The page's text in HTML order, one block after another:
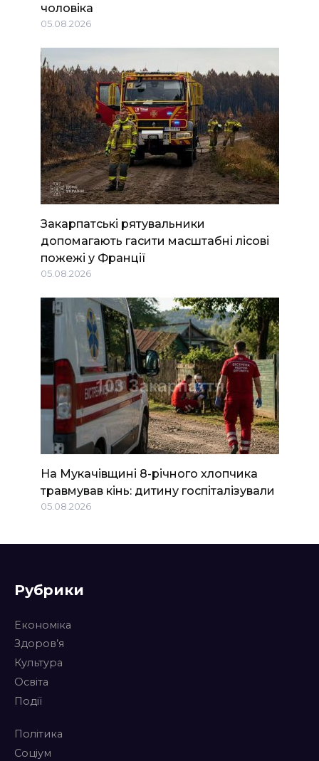
чоловіка
05.08.2026
Закарпатські рятувальники
допомагають гасити масштабні лісові
пожежі у Франції
05.08.2026
На Мукачівщині 8-річного хлопчика
травмував кінь: дитину госпіталізували
05.08.2026
Рубрики
Економіка
Здоров’я
Культура
Освіта
Події
Політика
Соціум